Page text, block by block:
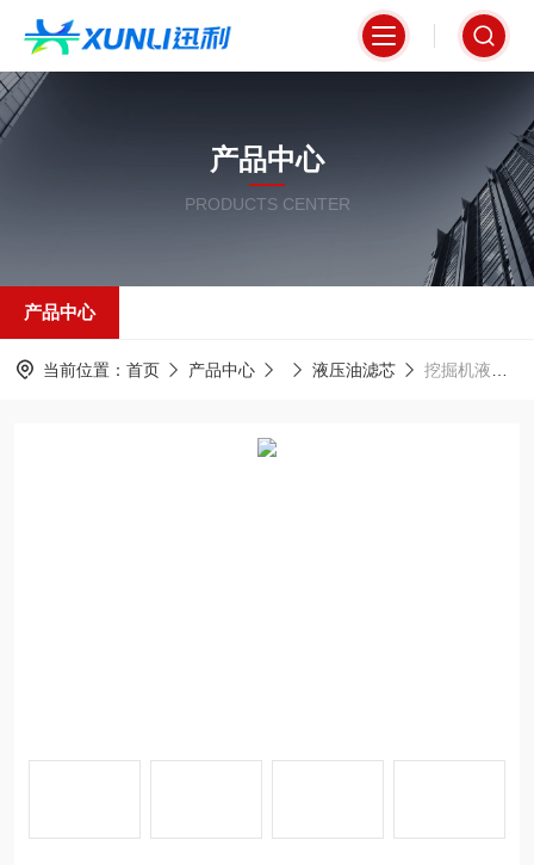
产品中心
PRODUCTS CENTER
产品中心
当前位置： 首页 产品中心 液压油滤芯 挖掘机液压系统专用油滤芯P16-4164